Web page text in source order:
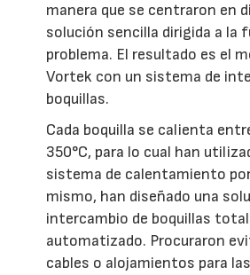
manera que se centraron en
solución sencilla dirigida a la
problema. El resultado es el
Vortek con un sistema de
boquillas.
Cada boquilla se calienta
350°C, para lo cual han
sistema de calentamiento
mismo, han diseñado una
intercambio de boquillas
automatizado. Procuraron
cables o alojamientos para